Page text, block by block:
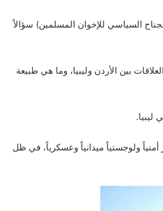
السياسي للإخوان المسلمين) سؤالاً
بين الأردن وليبيا، وما هي طبيعة
ليبيا.
ولوجستياً ميدانياً وعسكرياً، في ظل